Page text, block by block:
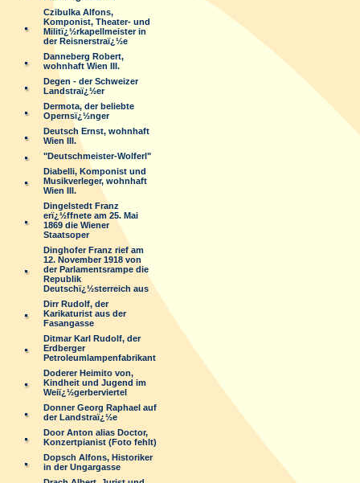
Czibulka Alfons,
Komponist, Theater- und
Militï¿½rkapellmeister in
der Reisnerstraï¿½e
Danneberg Robert,
wohnhaft Wien III.
Degen - der Schweizer
Landstraï¿½er
Dermota, der beliebte
Opernsï¿½nger
Deutsch Ernst, wohnhaft
Wien III.
"Deutschmeister-Wolferl"
Diabelli, Komponist und
Musikverleger, wohnhaft
Wien III.
Dingelstedt Franz
erï¿½ffnete am 25. Mai
1869 die Wiener
Staatsoper
Dinghofer Franz rief am
12. November 1918 von
der Parlamentsrampe die
Republik
Deutschï¿½sterreich aus
Dirr Rudolf, der
Karikaturist aus der
Fasangasse
Ditmar Karl Rudolf, der
Erdberger
Petroleumlampenfabrikant
Doderer Heimito von,
Kindheit und Jugend im
Weiï¿½gerberviertel
Donner Georg Raphael auf
der Landstraï¿½e
Door Anton alias Doctor,
Konzertpianist (Foto fehlt)
Dopsch Alfons, Historiker
in der Ungargasse